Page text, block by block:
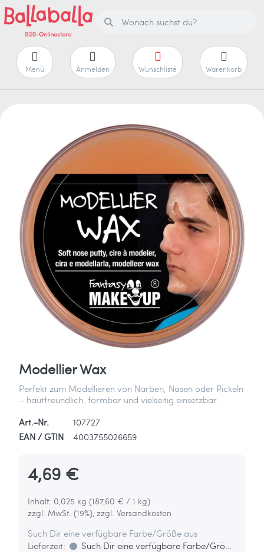
Menü Anmelden Wunschliste Warenkorb
Modellier Wax
Perfekt zum Modellieren von Narben, Nasen oder Pickeln
– hautfreundlich, formbar und vielseitig einsetzbar.
Art.-Nr.
107727
EAN / GTIN
4003755026659
4,69 €
Inhalt: 0,025 kg (187,60 € / 1 kg)
zzgl. MwSt. (19%), zzgl. Versandkosten
Such Dir eine verfügbare Farbe/Größe aus
Lieferzeit:
Such Dir eine verfügbare Farbe/Größe aus